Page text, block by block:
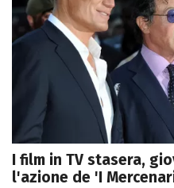
I film in TV stasera,
l'azione de 'I